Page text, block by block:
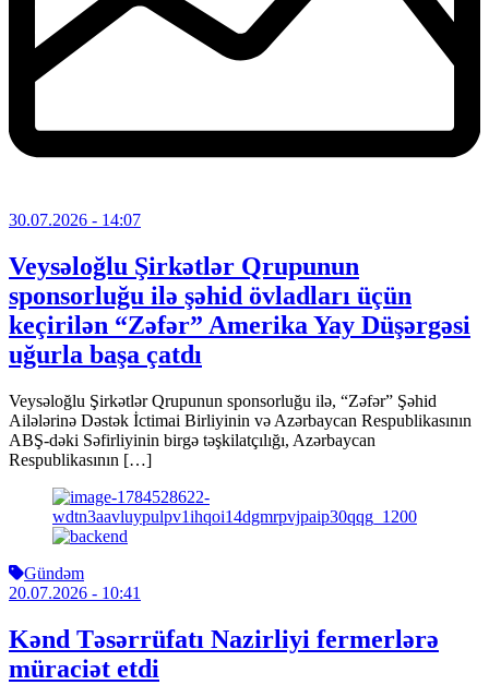
30.07.2026 - 14:07
Veysəloğlu Şirkətlər Qrupunun
sponsorluğu ilə şəhid övladları üçün
keçirilən “Zəfər” Amerika Yay Düşərgəsi
uğurla başa çatdı
Veysəloğlu Şirkətlər Qrupunun sponsorluğu ilə, “Zəfər” Şəhid
Ailələrinə Dəstək İctimai Birliyinin və Azərbaycan Respublikasının
ABŞ-dəki Səfirliyinin birgə təşkilatçılığı, Azərbaycan
Respublikasının […]
Gündəm
20.07.2026 - 10:41
Kənd Təsərrüfatı Nazirliyi fermerlərə
müraciət etdi